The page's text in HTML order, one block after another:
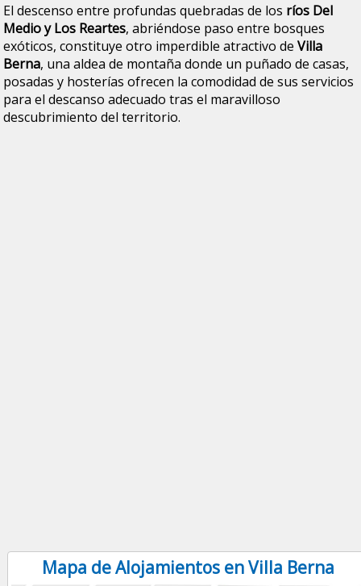
El descenso entre profundas quebradas de los ríos Del
Medio y Los Reartes, abriéndose paso entre bosques
exóticos, constituye otro imperdible atractivo deVilla
Berna, una aldea de montaña donde un puñado de casas,
posadas y hosterías ofrecen la comodidad de sus servicios
para el descanso adecuado tras el maravilloso
descubrimiento del territorio.
Mapa de Alojamientos en Villa Berna